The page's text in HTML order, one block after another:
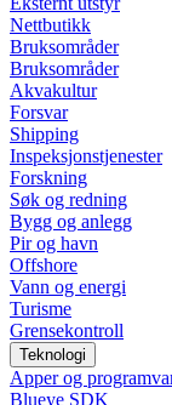
Nettbutikk
Bruksområder
Bruksområder
Akvakultur
Forsvar
Shipping
Inspeksjonstjenester
Forskning
Søk og redning
Bygg og anlegg
Pir og havn
Offshore
Vann og energi
Turisme
Grensekontroll
Teknologi
Apper og
Blueye SDK